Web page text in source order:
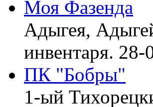
Моя Фазенда
Адыгея,
инвентаря. 28-
ПК "Бобры"
1-ый